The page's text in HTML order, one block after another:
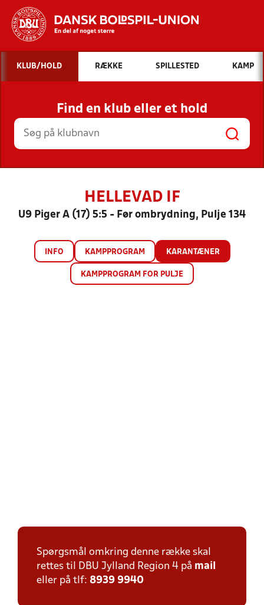
Hvad vil du søge efter?
INDHOLD OG NYHEDER
STILLINGER, RESULTATER, KLUBBER OG
HOLD
KLUB/HOLD RÆKKE SPILLESTED KAMP
Find en klub eller et hold
HELLEVAD IF
U9 Piger A (17) 5:5 - Før ombrydning, Pulje 134
INFO KAMPPROGRAM KARANTÆNER
KAMPPROGRAM FOR PULJE
Spørgsmål omkring denne række skal
rettes til DBU Jylland Region 4 på mail
eller på tlf: 8939 9940